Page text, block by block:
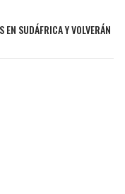
SUDÁFRICA Y VOLVERÁN